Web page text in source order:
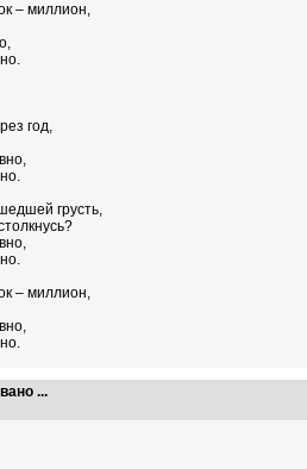
– миллион,
год,
грусть,
– миллион,
...